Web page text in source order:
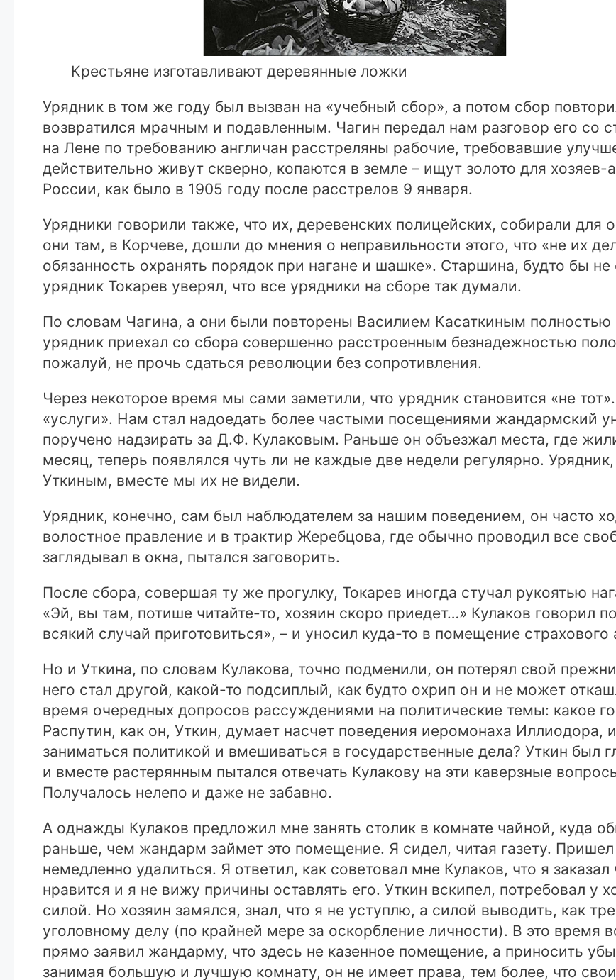
Крестьяне изготавливают деревянные ложки
Урядник в том же году был вызван на «учебный сбор», а потом сбор
возвратился мрачным и подавленным. Чагин передал нам разговор его со
на Лене по требованию англичан расстреляны рабочие, требовавшие
действительно живут скверно, копаются в земле – ищут золото для хозяев-
России, как было в 1905 году после расстрелов 9 января.
Урядники говорили также, что их, деревенских полицейских, собирали для
они там, в Корчеве, дошли до мнения о неправильности этого, что «не их
обязанность охранять порядок при нагане и шашке». Старшина, будто бы
урядник Токарев уверял, что все урядники на сборе так думали.
По словам Чагина, а они были повторены Василием Касаткиным
урядник приехал со сбора совершенно расстроенным безнадежностью
пожалуй, не прочь сдаться революции без сопротивления.
Через некоторое время мы сами заметили, что урядник становится «не
«услуги». Нам стал надоедать более частыми посещениями жандармский
поручено надзирать за Д.Ф. Кулаковым. Раньше он объезжал места, где
месяц, теперь появлялся чуть ли не каждые две недели регулярно.
Уткиным, вместе мы их не видели.
Урядник, конечно, сам был наблюдателем за нашим поведением, он часто
волостное правление и в трактир Жеребцова, где обычно проводил все
заглядывал в окна, пытался заговорить.
После сбора, совершая ту же прогулку, Токарев иногда стучал рукоятью
«Эй, вы там, потише читайте-то, хозяин скоро приедет…» Кулаков говорил
всякий случай приготовиться», – и уносил куда-то в помещение
Но и Уткина, по словам Кулакова, точно подменили, он потерял свой
него стал другой, какой-то подсиплый, как будто охрип он и не может
время очередных допросов рассуждениями на политические темы: какое
Распутин, как он, Уткин, думает насчет поведения иеромонаха
заниматься политикой и вмешиваться в государственные дела? Уткин был
и вместе растерянным пытался отвечать Кулакову на эти каверзные
Получалось нелепо и даже не забавно.
А однажды Кулаков предложил мне занять столик в комнате чайной, куда
раньше, чем жандарм займет это помещение. Я сидел, читая газету.
немедленно удалиться. Я ответил, как советовал мне Кулаков, что я
нравится и я не вижу причины оставлять его. Уткин вскипел, потребовал у
силой. Но хозяин замялся, знал, что я не уступлю, а силой выводить, как
уголовному делу (по крайней мере за оскорбление личности). В это время
прямо заявил жандарму, что здесь не казенное помещение, а приносить
занимая большую и лучшую комнату, он не имеет права, тем более, что